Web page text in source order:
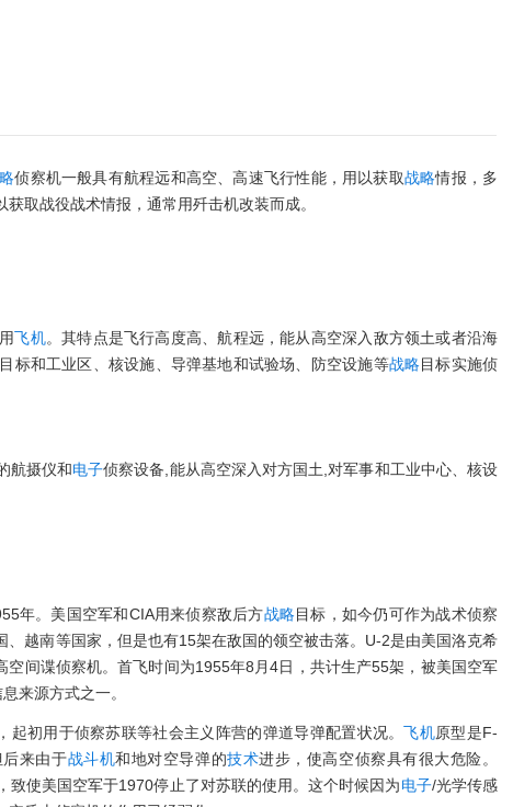
侦察机一般具有航程远和高空、高速飞行性能，用以获取战略情报，多
取战役战术情报，通常用歼击机改装而成。
飞机。其特点是飞行高度高、航程远，能从高空深入敌方领土或者沿海
标和工业区、核设施、导弹基地和试验场、防空设施等战略目标实施侦
航摄仪和电子侦察设备,能从高空深入对方国土,对军事和工业中心、核设
年。美国空军和CIA用来侦察敌后方战略目标，如今仍可作为战术侦察
越南等国家，但是也有15架在敌国的领空被击落。U-2是由美国洛克希
空间谍侦察机。首飞时间为1955年8月4日，共计生产55架，被美国空军
来源方式之一。
，起初用于侦察苏联等社会主义阵营的弹道导弹配置状况。飞机原型是F-
来由于战斗机和地对空导弹的技术进步，使高空侦察具有很大危险。
使美国空军于1970停止了对苏联的使用。这个时候因为电子/光学传感